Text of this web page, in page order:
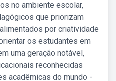
no ambiente escolar,
que priorizam
por criatividade
os estudantes em
uma geração notável,
reconhecidas
acadêmicas do mundo -